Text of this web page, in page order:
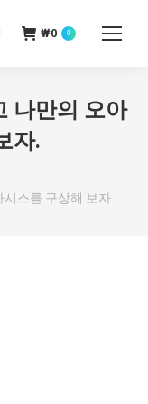
₩0 0
나만의 오아
자.
시스를 구상해 보자.